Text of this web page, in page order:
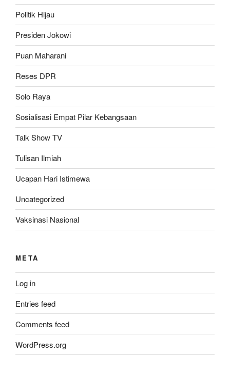
Politik Hijau
Presiden Jokowi
Puan Maharani
Reses DPR
Solo Raya
Sosialisasi Empat Pilar Kebangsaan
Talk Show TV
Tulisan Ilmiah
Ucapan Hari Istimewa
Uncategorized
Vaksinasi Nasional
META
Log in
Entries feed
Comments feed
WordPress.org